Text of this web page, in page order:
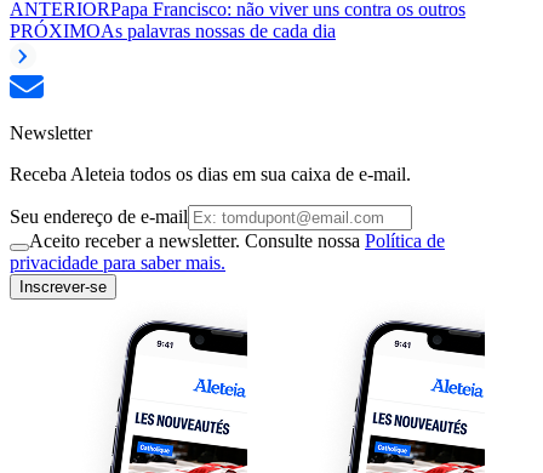
ANTERIORPapa Francisco: não viver uns contra os outros
PRÓXIMOAs palavras nossas de cada dia
Newsletter
Receba Aleteia todos os dias em sua caixa de e-mail.
Seu endereço de e-mail
Aceito receber a newsletter. Consulte nossa Política de
privacidade para saber mais.
Inscrever-se